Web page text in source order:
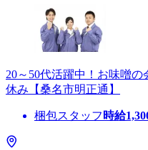
20～50代活躍中！お味噌
休み【桑名市明正通】
梱包スタッフ 時給